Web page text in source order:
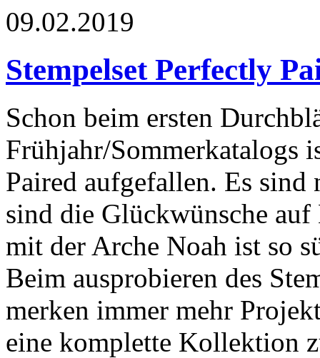
09.02.2019
Stempelset Perfectly
Schon beim ersten
Frühjahr/Sommerkatalogs
Paired aufgefallen. Es
sind die Glückwünsche
mit der Arche Noah ist so
Beim ausprobieren des
merken immer mehr
eine komplette Kollektion